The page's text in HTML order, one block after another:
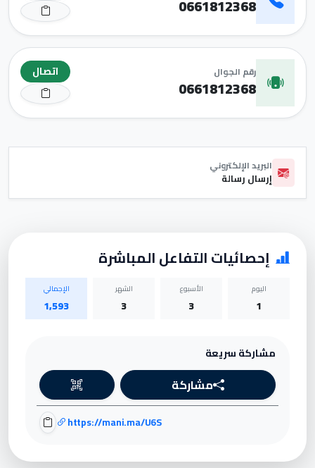
0661812368
رقم الجوال
0661812368
اتصال
البريد الإلكتروني
إرسال رسالة
إحصائيات التفاعل المباشرة
اليوم
1
الأسبوع
3
الشهر
3
الإجمالي
1,593
مشاركة سريعة
مشاركة
https://mani.ma/U6S